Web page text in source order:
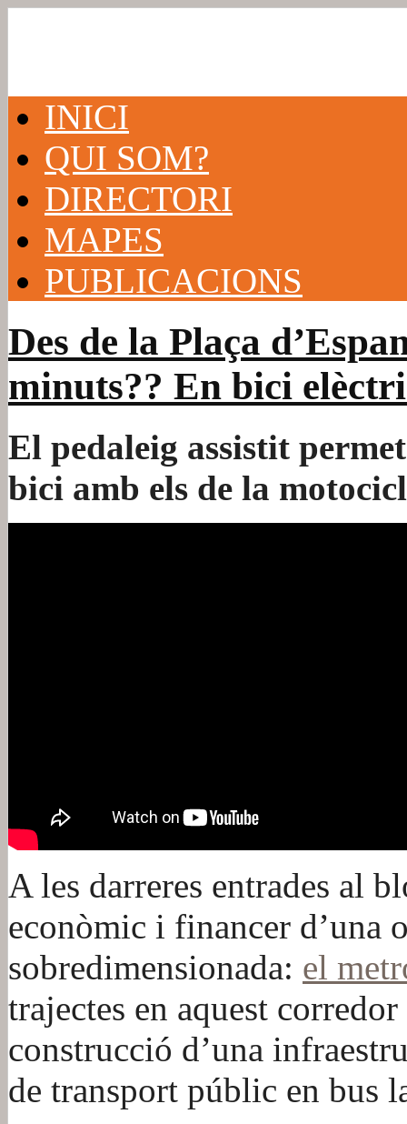
INICI
QUI SOM?
DIRECTORI
MAPES
PUBLICACIONS
Des de la Plaça
minuts?? En bici
El pedaleig assistit
bici amb els de la
A les darreres entrades al
econòmic i financer d’una
sobredimensionada: el
trajectes en aquest
construcció d’una
de transport públic en bus